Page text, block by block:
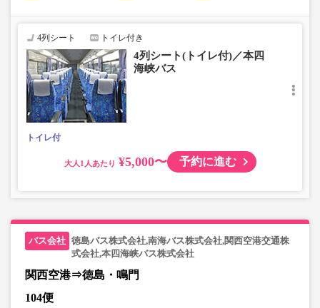
4列シート トイレ付き
4列シート(トイレ付)／本四
海峡バス
トイレ付
大人 ¥5,000〜 予約に進む
徳島バス株式会社,南海バス株式会社,関西空港交通株
式会社,本四海峡バス株式会社
関西空港⇒徳島・鳴門
104便